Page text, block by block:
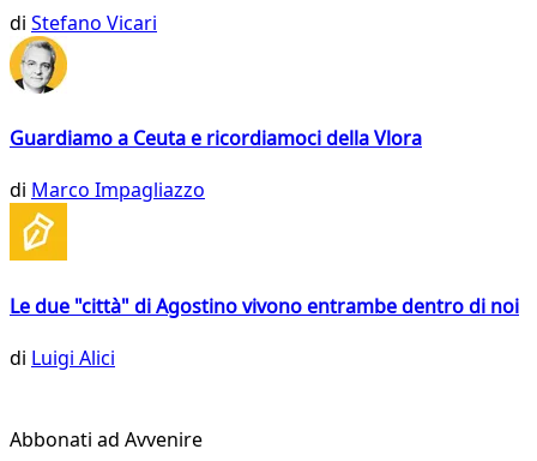
di Stefano Vicari
Guardiamo a Ceuta e ricordiamoci della Vlora
di Marco Impagliazzo
Le due "città" di Agostino vivono entrambe dentro di noi
di Luigi Alici
Abbonati ad Avvenire